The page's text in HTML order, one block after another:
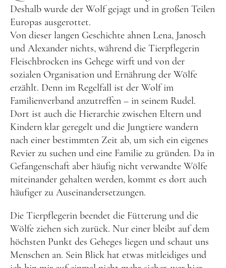
MOIN, MOIN!
Ich bin Anna, in Norddeutschland aufgewachsen
und leidenschaftliche Bloggerin, und schreibe auf
diesem meinem Blog über das Wandern, das Reisen
und Food. Wenn du dich für diese Themen
interessierst, dann bist du hier genau richtig.
Herzlich willkommen!
Impressum|Datenschutz
Deshalb wurde der Wolf gejagt und in großen Teilen
Europas ausgerottet.
Von dieser langen Geschichte ahnen Lena, Janosch
und Alexander nichts, während die Tierpflegerin
Fleischbrocken ins Gehege wirft und von der
sozialen Organisation und Ernährung der Wölfe
erzählt. Denn im Regelfall ist der Wolf im
Familienverband anzutreffen – in seinem Rudel.
Dort ist auch die Hierarchie zwischen Eltern und
Kindern klar geregelt und die Jungtiere wandern
nach einer bestimmten Zeit ab, um sich ein eigenes
Revier zu suchen und eine Familie zu gründen. Da in
Gefangenschaft aber häufig nicht verwandte Wölfe
miteinander gehalten werden, kommt es dort auch
häufiger zu Auseinandersetzungen.
Die Tierpflegerin beendet die Fütterung und die
Wölfe ziehen sich zurück. Nur einer bleibt auf dem
höchsten Punkt des Geheges liegen und schaut uns
Menschen an. Sein Blick hat etwas mitleidiges und